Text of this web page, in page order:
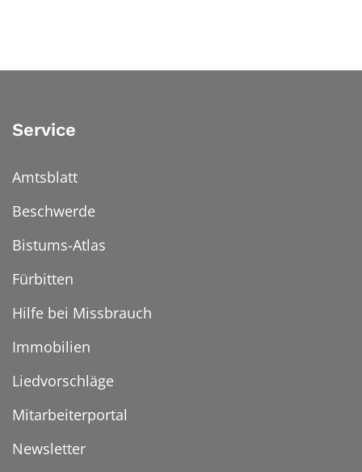
Service
Amtsblatt
Beschwerde
Bistums-Atlas
Fürbitten
Hilfe bei Missbrauch
Immobilien
Liedvorschläge
Mitarbeiterportal
Newsletter